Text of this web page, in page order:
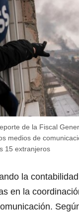
de la Fiscal
medios de
15 extranjeros
la
en la